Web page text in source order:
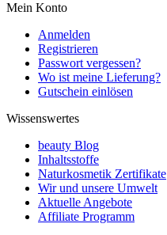
Mein Konto
Anmelden
Registrieren
Passwort vergessen?
Wo ist meine Lieferung?
Gutschein einlösen
Wissenswertes
beauty Blog
Inhaltsstoffe
Naturkosmetik Zertifikate
Wir und unsere Umwelt
Aktuelle Angebote
Affiliate Programm